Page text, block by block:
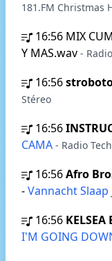
181.FM Christmas
16:56 MIX
Y MAS.wav -
16:56
Stéreo
16:56
CAMA - Radio
16:56Afro
-Vannacht Slaap
16:56
I'M GOING